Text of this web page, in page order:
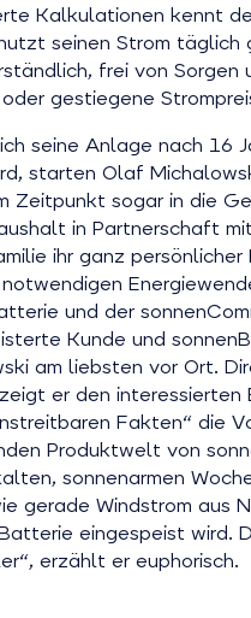
Kalkulationen kennt
seinen Strom täglich
frei von Sorgen
gestiegene
seine Anlage nach 16
starten Olaf
Zeitpunkt sogar in die
in Partnerschaft
ihr ganz persönlicher
und der
Kunde und
am liebsten vor Ort.
er den interessierten
Fakten“ die
Produktwelt von
sonnenarmen
gerade Windstrom aus
eingespeist wird.
erzählt er euphorisch.